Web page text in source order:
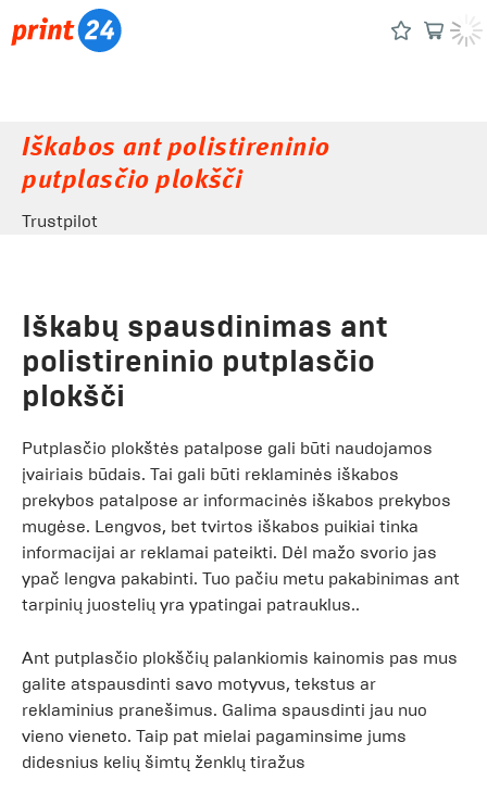
Iškabos ant polistireninio
putplasčio plokšči
Trustpilot
Iškabų spausdinimas ant
polistireninio putplasčio
plokšči
Putplasčio plokštės patalpose gali būti naudojamos
įvairiais būdais. Tai gali būti reklaminės iškabos
prekybos patalpose ar informacinės iškabos prekybos
mugėse. Lengvos, bet tvirtos iškabos puikiai tinka
informacijai ar reklamai pateikti. Dėl mažo svorio jas
ypač lengva pakabinti. Tuo pačiu metu pakabinimas ant
tarpinių juostelių yra ypatingai patrauklus..
Ant putplasčio plokščių palankiomis kainomis pas mus
galite atspausdinti savo motyvus, tekstus ar
reklaminius pranešimus. Galima spausdinti jau nuo
vieno vieneto. Taip pat mielai pagaminsime jums
didesnius kelių šimtų ženklų tiražus